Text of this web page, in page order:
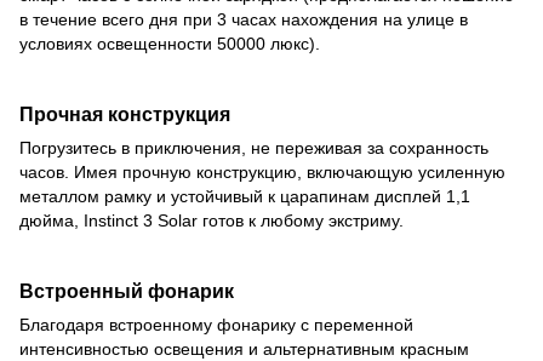
в течение всего дня при 3 часах нахождения на улице в
условиях освещенности 50000 люкс).
Прочная конструкция
Погрузитесь в приключения, не переживая за сохранность
часов. Имея прочную конструкцию, включающую усиленную
металлом рамку и устойчивый к царапинам дисплей 1,1
дюйма, Instinct 3 Solar готов к любому экстриму.
Встроенный фонарик
Благодаря встроенному фонарику с переменной
интенсивностью освещения и альтернативным красным